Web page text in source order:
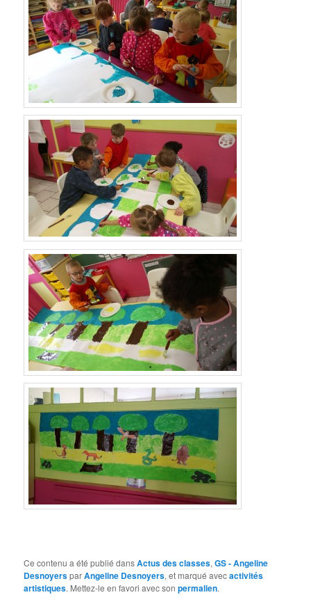
Ce contenu a été publié dansActus des classes,GS - Angeline
DesnoyersparAngeline Desnoyers, et marqué avecactivités
artistiques. Mettez-le en favori avec sonpermalien.